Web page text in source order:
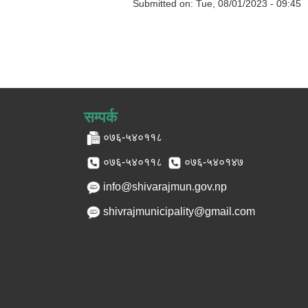
Submitted on: Tue, 08/01/2023 - 09:45
सम्पर्क
०७६-५४०११८
०७६-५४०११८ ०७६-५४०१४७
info@shivarajmun.gov.np
shivrajmunicipality@gmail.com